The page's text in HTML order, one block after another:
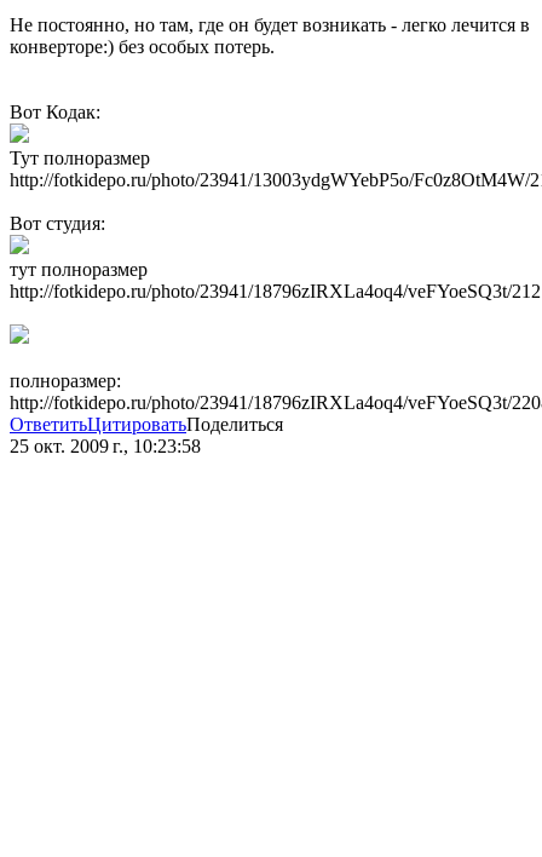
Не постоянно, но там, где он будет возникать - легко лечится в
конверторе:) без особых потерь.
Вот Кодак:
Тут полноразмер
http://fotkidepo.ru/photo/23941/13003ydgWYebP5o/Fc0z8OtM4W/
Вот студия:
тут полноразмер
http://fotkidepo.ru/photo/23941/18796zIRXLa4oq4/veFYoeSQ3t/
полноразмер:
http://fotkidepo.ru/photo/23941/18796zIRXLa4oq4/veFYoeSQ3t/
ОтветитьЦитироватьПоделиться
25 окт. 2009 г., 10:23:58